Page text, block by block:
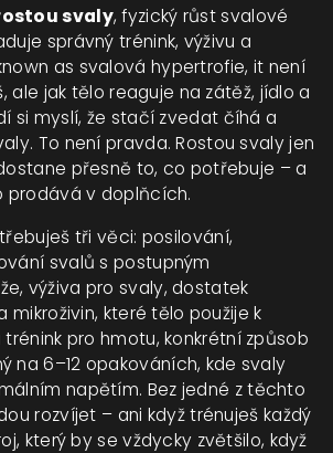
svaly,fyzický růst svalové
správný trénink, výživu a
as svalová hypertrofie, it není
ale jak tělo reaguje na zátěž, jídlo a
si myslí, že stačí zvedat číhá a
To není pravda. Rostou svaly jen
přesně to, co potřebuje – a
prodává v doplňcích.
tři věci: posilování,
svalů s postupným
, výživa pro svaly,dostatek
mikroživin, které tělo použije k
trénink pro hmotu,konkrétní způsob
na 6–12 opakováních, kde svaly
napětím. Bez jedné z těchto
rozvíjet – ani když trénuješ každý
který by se vždycky zvětšilo, když